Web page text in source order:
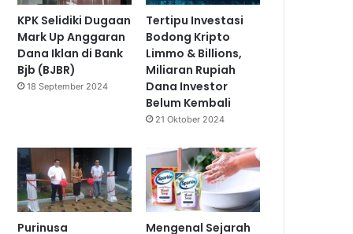
KPK Selidiki Dugaan
Mark Up Anggaran
Dana Iklan di Bank
Bjb (BJBR)
18 September 2024
Tertipu Investasi
Bodong Kripto
Limmo & Billions,
Miliaran Rupiah
Dana Investor
Belum Kembali
21 Oktober 2024
Purinusa Mengenal Sejarah